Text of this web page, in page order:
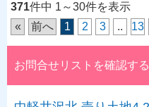
371件中 1～30件を表示
«
前へ 1 2 3 .. 13
お問合せリストを確認する